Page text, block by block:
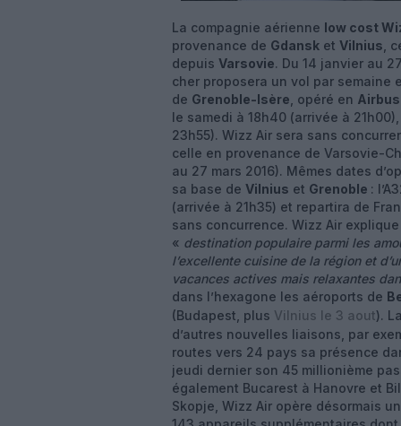
La compagnie aérienne low cost
provenance de Gdansk et Vilnius ,
depuis Varsovie. Du 14 janvier au
cher proposera un vol par semaine
de Grenoble-Isère , opéré en
le samedi à 18h40 (arrivée à
23h55). Wizz Air sera sans
celle en provenance de Varsovie-
au 27 mars 2016). Mêmes dates
sa base de Vilnius et Grenoble :
(arrivée à 21h35) et repartira de
sans concurrence. Wizz Air
« destination populaire parmi les
l’excellente cuisine de la région et
vacances actives mais relaxantes
dans l’hexagone les aéroports de
(Budapest, plus Vilnius le 3 aout).
d’autres nouvelles liaisons, par
routes vers 24 pays sa présence
jeudi dernier son 45 millionième
également Bucarest à Hanovre et
Skopje, Wizz Air opère désormais